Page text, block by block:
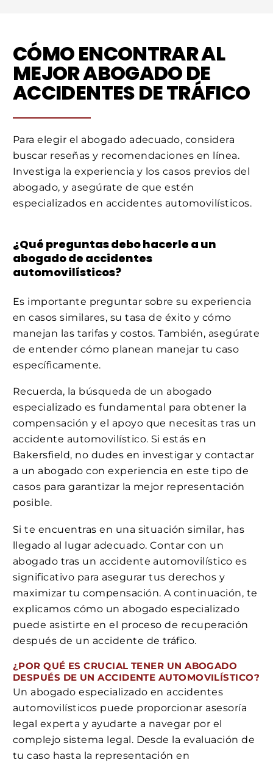
CÓMO ENCONTRAR AL
MEJOR ABOGADO DE
ACCIDENTES DE TRÁFICO
Para elegir el abogado adecuado, considera
buscar reseñas y recomendaciones en línea.
Investiga la experiencia y los casos previos del
abogado, y asegúrate de que estén
especializados en accidentes automovilísticos.
¿Qué preguntas debo hacerle a un
abogado de accidentes
automovilísticos?
Es importante preguntar sobre su experiencia
en casos similares, su tasa de éxito y cómo
manejan las tarifas y costos. También, asegúrate
de entender cómo planean manejar tu caso
específicamente.
Recuerda, la búsqueda de un abogado
especializado es fundamental para obtener la
compensación y el apoyo que necesitas tras un
accidente automovilístico. Si estás en
Bakersfield, no dudes en investigar y contactar
a un abogado con experiencia en este tipo de
casos para garantizar la mejor representación
posible.
Si te encuentras en una situación similar, has
llegado al lugar adecuado. Contar con un
abogado tras un accidente automovilístico es
significativo para asegurar tus derechos y
maximizar tu compensación. A continuación, te
explicamos cómo un abogado especializado
puede asistirte en el proceso de recuperación
después de un accidente de tráfico.
¿POR QUÉ ES CRUCIAL TENER UN ABOGADO
DESPUÉS DE UN ACCIDENTE AUTOMOVILÍSTICO?
Un abogado especializado en accidentes
automovilísticos puede proporcionar asesoría
legal experta y ayudarte a navegar por el
complejo sistema legal. Desde la evaluación de
tu caso hasta la representación en